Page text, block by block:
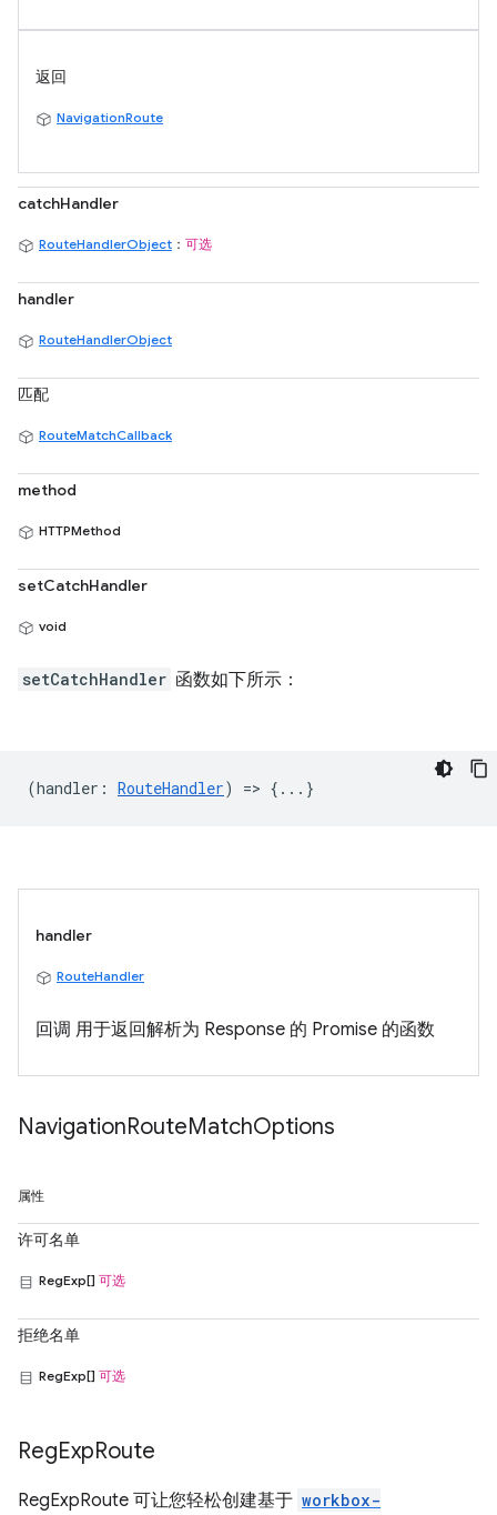
返回
NavigationRoute
catchHandler
RouteHandlerObject ： 可选
handler
RouteHandlerObject
匹配
RouteMatchCallback
method
HTTPMethod
setCatchHandler
void
setCatchHandler 函数如下所示：
(handler : RouteHandler) => {...}
handler
RouteHandler
回调 用于返回解析为 Response 的 Promise 的函数
NavigationRouteMatchOptions
属性
许可名单
RegExp[] 可选
拒绝名单
RegExp[] 可选
RegExpRoute
RegExpRoute 可让您轻松创建基于 workbox-